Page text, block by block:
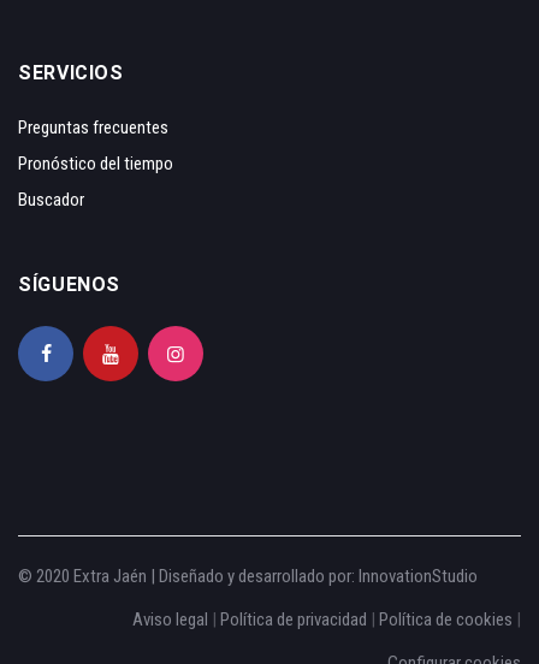
SERVICIOS
Preguntas frecuentes
Pronóstico del tiempo
Buscador
SÍGUENOS
© 2020 Extra Jaén | Diseñado y desarrollado por: InnovationStudio
Aviso legal | Política de privacidad | Política de cookies |